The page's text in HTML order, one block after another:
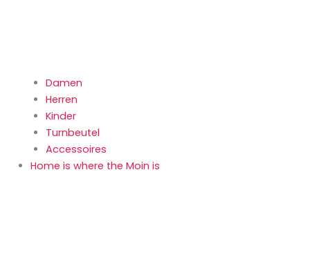
Damen
Herren
Kinder
Turnbeutel
Accessoires
Home is where the Moin is